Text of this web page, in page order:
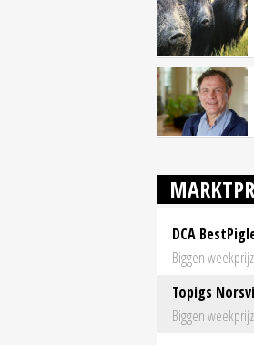
DCA
Biggen
Topigs
Biggen